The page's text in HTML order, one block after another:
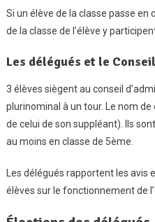
Si un élève de la classe passe en
de la classe de l’élève y
Les délégués et le
3 élèves siègent au conseil
plurinominal à un tour. Le nom
de celui de son suppléant). Ils
au moins en classe de 5ème.
Les délégués rapportent les avis
élèves sur le fonctionnement de